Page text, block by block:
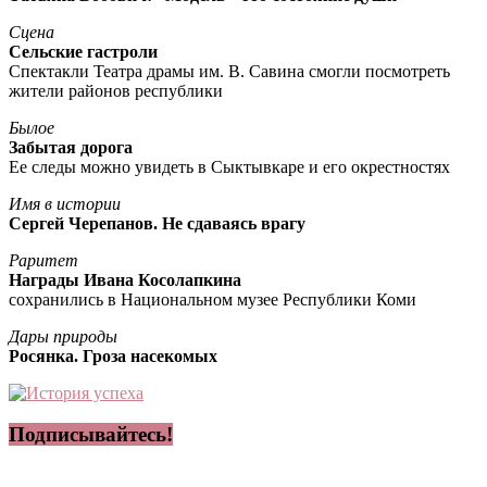
Сцена
Сельские гастроли
Спектакли Театра драмы им. В. Савина смогли посмотреть
жители районов республики
Былое
Забытая дорога
Ее следы можно увидеть в Сыктывкаре и его окрестностях
Имя в истории
Сергей Черепанов. Не сдаваясь врагу
Раритет
Награды Ивана Косолапкина
сохранились в Национальном музее Республики Коми
Дары природы
Росянка. Гроза насекомых
Подписывайтесь!